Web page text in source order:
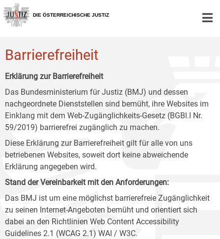
Zur
Hauptnavigation
[1]
Zum
Inhalt
[2]
Zum
Untermenü
[3]
DIE ÖSTERREICHISCHE JUSTIZ
Barrierefreiheit
Erklärung zur Barrierefreiheit
Das Bundesministerium für Justiz (BMJ) und dessen
nachgeordnete Dienststellen sind bemüht, ihre Websites im
Einklang mit dem Web-Zugänglichkeits-Gesetz (BGBl.I Nr.
59/2019) barrierefrei zugänglich zu machen.
Diese Erklärung zur Barrierefreiheit gilt für alle von uns
betriebenen Websites, soweit dort keine abweichende
Erklärung angegeben wird.
Stand der Vereinbarkeit mit den Anforderungen:
Das BMJ ist um eine möglichst barrierefreie Zugänglichkeit
zu seinen Internet-Angeboten bemüht und orientiert sich
dabei an den Richtlinien Web Content Accessibility
Guidelines 2.1 (WCAG 2.1) WAI / W3C.